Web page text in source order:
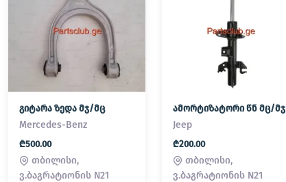
გიტარა ზედა მჯ/მც
Mercedes-Benz
₾500.00
თბილისი,
ვ.ბაგრატიონის N21
ამორტიზატორი წნ მც/მჯ
Jeep
₾200.00
თბილისი,
ვ.ბაგრატიონის N21